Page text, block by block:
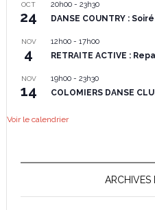
OCT
24
20h00- 23h30
DANSE COUNTRY :
NOV
4
12h00- 17h00
RETRAITE ACTIVE :
NOV
14
19h00- 23h30
COLOMIERS DANSE
Voir le calendrier
ARCHIVES